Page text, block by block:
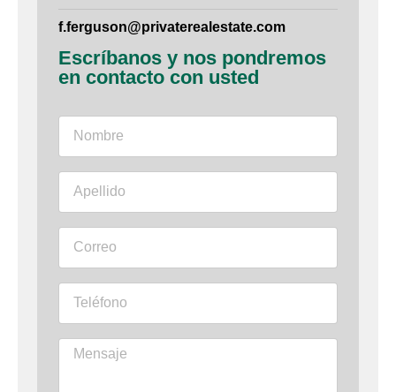
f.ferguson@privaterealestate.com
Escríbanos y nos pondremos
en contacto con usted